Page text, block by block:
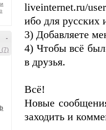
-
(7)
liveinternet.ru/
ибо для русских
3) Добавляете
4) Чтобы всё
в друзья.
Всё!
Новые
заходить и